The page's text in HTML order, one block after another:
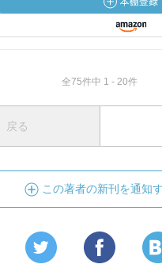
全75件中 1 - 20件
戻る
この著者の新刊を通知